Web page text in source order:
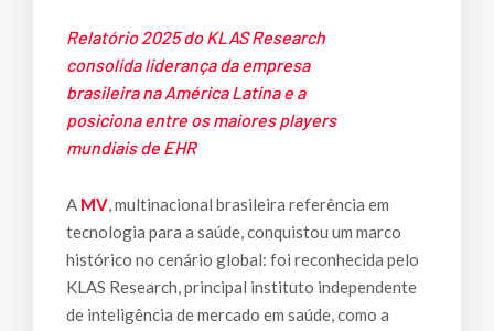
Relatório 2025 do KLAS Research
consolida liderança da empresa
brasileira na América Latina e a
posiciona entre os maiores players
mundiais de EHR
A MV, multinacional brasileira referência em
tecnologia para a saúde, conquistou um marco
histórico no cenário global: foi reconhecida pelo
KLAS Research, principal instituto independente
de inteligência de mercado em saúde, como a